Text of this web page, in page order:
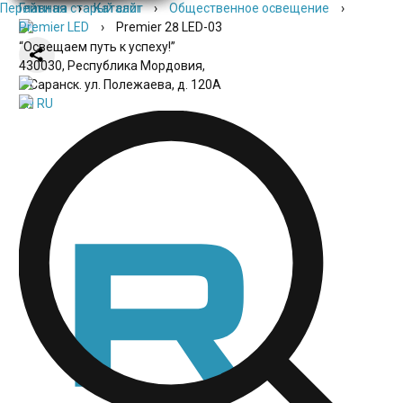
Перейти на старый сайт
“Освещаем путь к успеху!”
430030, Республика Мордовия,
г. Саранск. ул. Полежаева, д. 120А
EN RU
Главная › Каталог › Общественное освещение
›
Premier LED
› Premier 28 LED-03